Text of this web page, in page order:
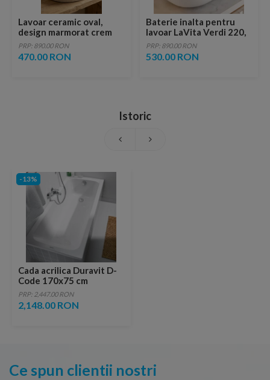
Lavoar ceramic oval,
design marmorat crem
lucios cu vene aurii,
ventil inclus
PRP: 890.00 RON
470.00 RON
Baterie inalta pentru
lavoar LaVita Verdi 220,
fara ventil, brushed
copper
PRP: 890.00 RON
530.00 RON
Istoric
-13%
Cada acrilica Duravit D-
Code 170x75 cm
PRP: 2,447.00 RON
2,148.00 RON
Ce spun clientii nostri